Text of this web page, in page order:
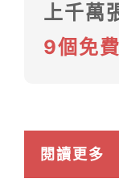
上千萬
9個免
閱讀更多